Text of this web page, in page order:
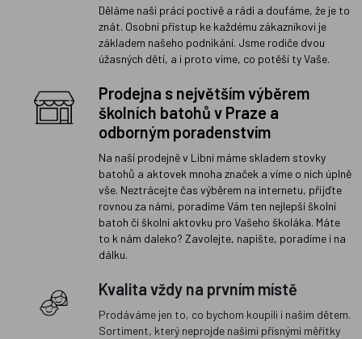
Děláme naši práci poctivě a rádi a doufáme, že je to
znát. Osobní přístup ke každému zákazníkovi je
základem našeho podnikání. Jsme rodiče dvou
úžasných dětí, a i proto víme, co potěší ty Vaše.
Prodejna s největším výběrem
školních batohů v Praze a
odborným poradenstvím
Na naší prodejně v Libni máme skladem stovky
batohů a aktovek mnoha značek a víme o nich úplně
vše. Neztrácejte čas výběrem na internetu, přijďte
rovnou za námi, poradíme Vám ten nejlepší školní
batoh či školní aktovku pro Vašeho školáka. Máte
to k nám daleko? Zavolejte, napište, poradíme i na
dálku.
Kvalita vždy na prvním místě
Prodáváme jen to, co bychom koupili i našim dětem.
Sortiment, který neprojde našimi přísnými měřítky